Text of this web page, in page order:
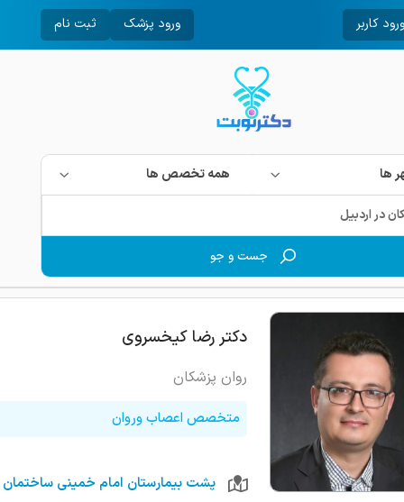
ورود کاربر ورود پزشک ثبت نام
ها همه تخصص ها
جست و جو
دکتر رضا کیخسروی
روان پزشکان
متخصص اعصاب وروان
پشت بیمارستان امام خمینی